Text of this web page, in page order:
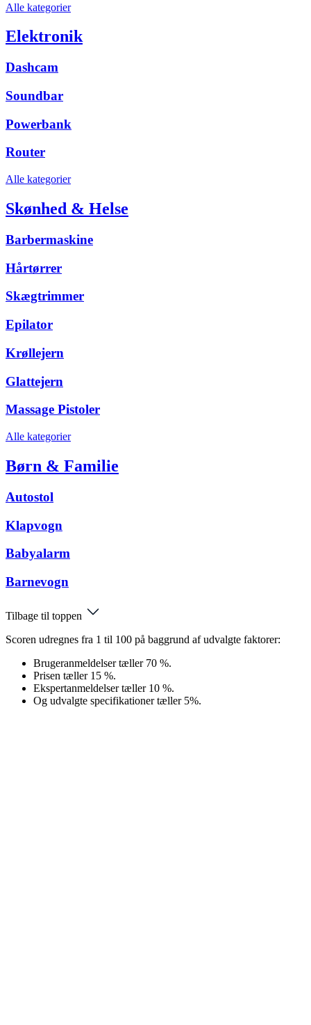
Alle kategorier
Elektronik
Dashcam
Soundbar
Powerbank
Router
Alle kategorier
Skønhed & Helse
Barbermaskine
Hårtørrer
Skægtrimmer
Epilator
Krøllejern
Glattejern
Massage Pistoler
Alle kategorier
Børn & Familie
Autostol
Klapvogn
Babyalarm
Barnevogn
Tilbage til toppen
Scoren udregnes fra 1 til 100 på baggrund af udvalgte faktorer:
Brugeranmeldelser tæller 70 %.
Prisen tæller 15 %.
Ekspertanmeldelser tæller 10 %.
Og udvalgte specifikationer tæller 5%.